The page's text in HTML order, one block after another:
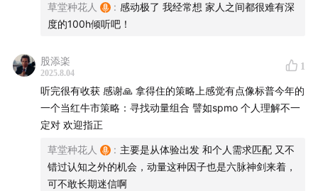
你常听到的互联网共识，今天验证下那些是真的？
46:37 买宽基ETF就能躺平🤔吗？
等到回调才入场？
均衡配置股债就可以长期持有了？
难以复刻的指数
草堂种花人
: 感动极了 我经常想 家人之间都很难有深
度的100h倾听吧！
股添楽
2025.8.04
1
听完很有收获 感谢🙏 拿得住的策略上感觉有点像标普今年的
一个当红牛市策略：寻找动量组合 譬如spmo 个人理解不一
定对 欢迎指正
草堂种花人 : 主要是从体验出发 和个人需求匹配 又不
错过认知之外的机会，动量这种因子也是六脉神剑来着，
可不敢长期迷信啊